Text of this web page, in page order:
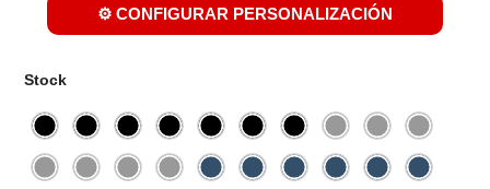
⚙️ CONFIGURAR PERSONALIZACIÓN
Stock